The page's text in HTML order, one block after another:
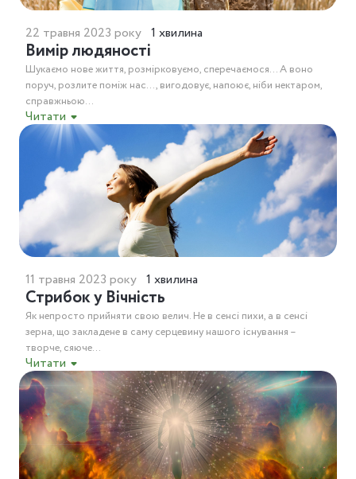
22 травня 2023 року 1 хвилина
Вимір людяності
Шукаємо нове життя, розмірковуємо, сперечаємося… А воно
поруч, розлите поміж нас…, вигодовує, напоює, ніби нектаром,
справжньою...
Читати
11 травня 2023 року 1 хвилина
Стрибок у Вічність
Як непросто прийняти свою велич. Не в сенсі пихи, а в сенсі
зерна, що закладене в саму серцевину нашого існування –
творче, сяюче...
Читати